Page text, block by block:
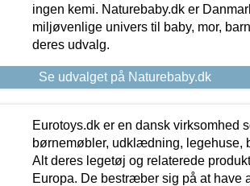
ingen kemi. Naturebaby.dk er
miljøvenlige univers til baby, mor,
deres udvalg.
Se udvalget på Naturebaby.dk
Eurotoys.dk er en dansk virksomhed
børnemøbler, udklædning, legehuse,
Alt deres legetøj og relaterede
Europa. De bestræber sig på at have